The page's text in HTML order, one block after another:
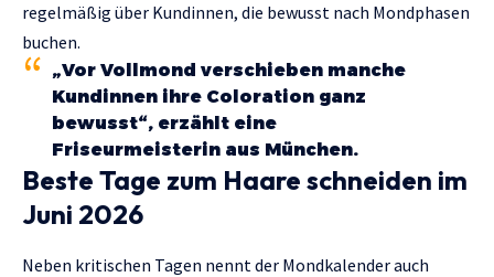
regelmäßig über Kundinnen, die bewusst nach Mondphasen
buchen.
„Vor Vollmond verschieben manche
Kundinnen ihre Coloration ganz
bewusst“, erzählt eine
Friseurmeisterin aus München.
Beste Tage zum Haare schneiden im
Juni 2026
Neben kritischen Tagen nennt der Mondkalender auch